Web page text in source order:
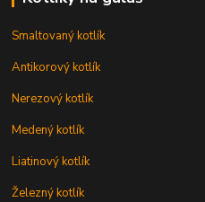
Smaltovaný kotlík
Antikorový kotlík
Nerezový kotlík
Medený kotlík
Liatinový kotlík
Železný kotlík